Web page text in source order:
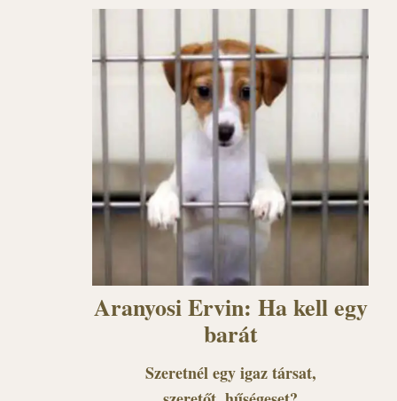
Aranyosi Ervin: Ha kell egy
barát
Szeretnél egy igaz társat,